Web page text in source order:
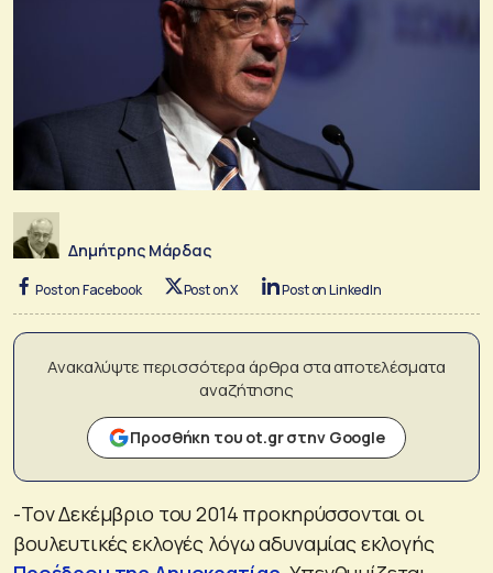
Δημήτρης Μάρδας
Post on Facebook Post on X Post on LinkedIn
Ανακαλύψτε περισσότερα άρθρα στα αποτελέσματα
αναζήτησης
Προσθήκη του ot.gr στην Google
-Τον Δεκέμβριο του 2014 προκηρύσσονται οι
βουλευτικές εκλογές λόγω αδυναμίας εκλογής